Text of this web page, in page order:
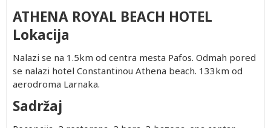
ATHENA ROYAL BEACH HOTEL
Lokacija
Nalazi se na 1.5km od centra mesta Pafos. Odmah pored
se nalazi hotel Constantinou Athena beach. 133km od
aerodroma Larnaka.
Sadržaj